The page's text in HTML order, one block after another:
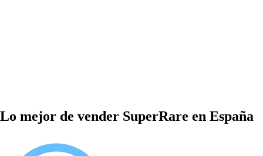
Lo mejor de vender SuperRare en España